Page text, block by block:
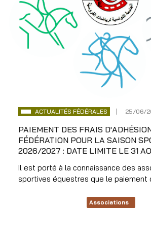
ACTUALITÉS FÉDÉRALES 25/06/
PAIEMENT DES FRAIS
FÉDÉRATION POUR LA SAISON
2026/2027 : DATE LIMITE LE 31
Il est porté à la connaissance des
sportives équestres que le paiement
Associations